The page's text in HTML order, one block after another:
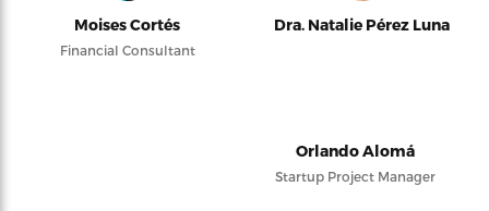
Moises Cortés
Financial Consultant
Dra. Natalie Pérez Luna
Orlando Alomá
Startup Project Manager